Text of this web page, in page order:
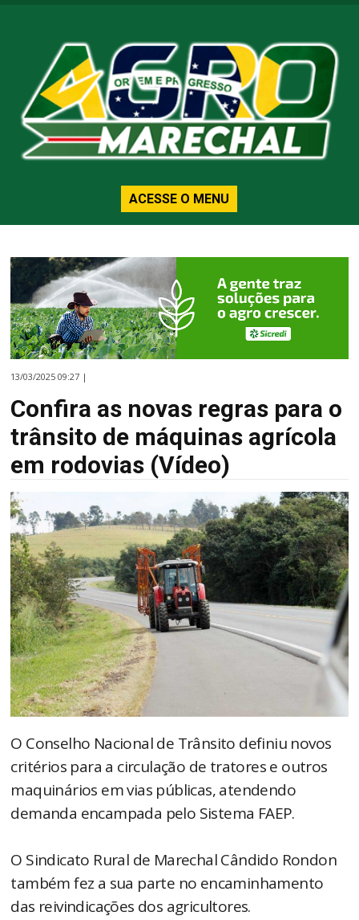
ACESSE O MENU
13/03/2025 09:27 |
Confira as novas regras para o
trânsito de máquinas agrícola
em rodovias (Vídeo)
O Conselho Nacional de Trânsito definiu novos
critérios para a circulação de tratores e outros
maquinários em vias públicas, atendendo
demanda encampada pelo Sistema FAEP.
O Sindicato Rural de Marechal Cândido Rondon
também fez a sua parte no encaminhamento
das reivindicações dos agricultores.